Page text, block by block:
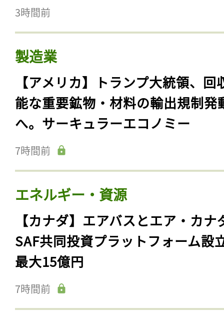
3時間前
製造業
【アメリカ】トランプ大統領、回
能な重要鉱物・材料の輸出規制発
へ。サーキュラーエコノミー
7時間前
エネルギー・資源
【カナダ】エアバスとエア・カナ
SAF共同投資プラットフォーム設
最大15億円
7時間前